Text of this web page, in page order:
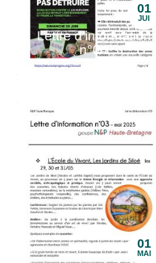
01
JUI
Lettre d'information
n°04
01
MAI